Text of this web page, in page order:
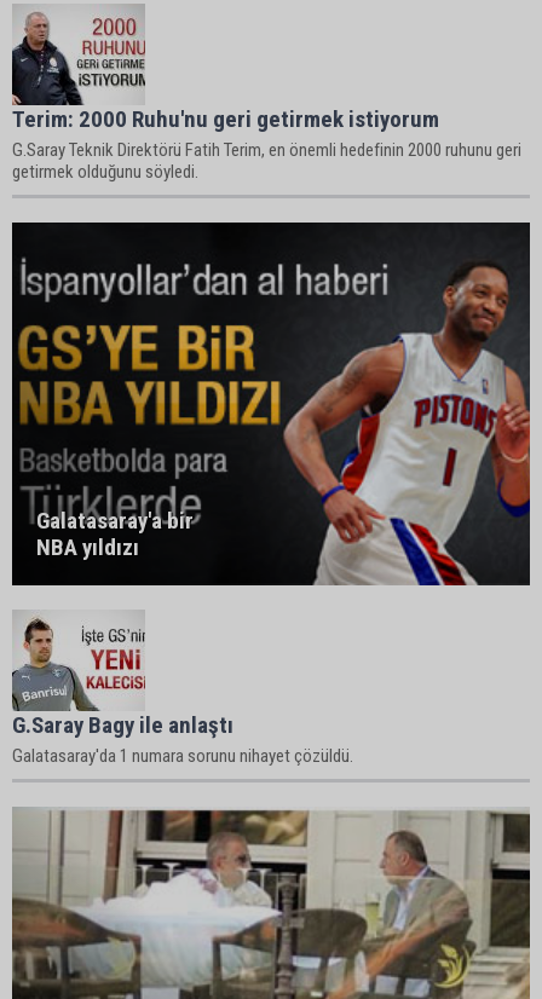
Terim: 2000 Ruhu'nu geri getirmek istiyorum
G.Saray Teknik Direktörü Fatih Terim, en önemli hedefinin 2000 ruhunu geri
getirmek olduğunu söyledi.
Galatasaray'a bir
NBA yıldızı
G.Saray Bagy ile anlaştı
Galatasaray'da 1 numara sorunu nihayet çözüldü.